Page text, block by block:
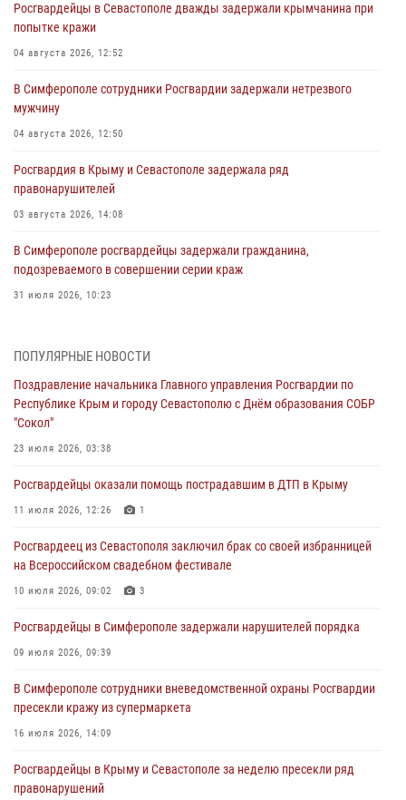
Росгвардейцы в Севастополе дважды задержали крымчанина при
попытке кражи
04 августа 2026, 12:52
В Симферополе сотрудники Росгвардии задержали нетрезвого
мужчину
04 августа 2026, 12:50
Росгвардия в Крыму и Севастополе задержала ряд
правонарушителей
03 августа 2026, 14:08
В Симферополе росгвардейцы задержали гражданина,
подозреваемого в совершении серии краж
31 июля 2026, 10:23
объекте в Севастополе
Росгвардейцы Севастополя пресекли противоправные действия на
охраняемом объекте
29 июля 2026, 12:34
Росгвардейцы Крыма и Севастополя отметили День Крещения Руси
28 июля 2026, 14:18
В Симферополе сотрудники Росгвардии задержали подозреваемого
в краже из гипермаркета
24 июля 2026, 12:21
ПОПУЛЯРНЫЕ НОВОСТИ
Поздравление начальника Главного управления Росгвардии по
Республике Крым и городу Севастополю с Днём образования СОБР
"Сокол"
23 июля 2026, 03:38
Росгвардейцы оказали помощь пострадавшим в ДТП в Крыму
11 июля 2026, 12:26 1
Росгвардеец из Севастополя заключил брак со своей избранницей
на Всероссийском свадебном фестивале
10 июля 2026, 09:02 3
Росгвардейцы в Симферополе задержали нарушителей порядка
09 июля 2026, 09:39
В Симферополе сотрудники вневедомственной охраны Росгвардии
пресекли кражу из супермаркета
16 июля 2026, 14:09
Росгвардейцы в Крыму и Севастополе за неделю пресекли ряд
правонарушений